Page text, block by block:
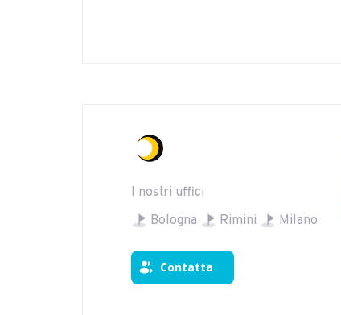
I nostri uffici
Bologna
Rimini Milano
Contatta